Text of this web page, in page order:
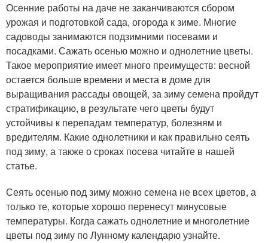
Осенние работы на даче не заканчиваются сбором
урожая и подготовкой сада, огорода к зиме. Многие
садоводы занимаются подзимними посевами и
посадками. Сажать осенью можно и однолетние цветы.
Такое мероприятие имеет много преимуществ: весной
остается больше времени и места в доме для
выращивания рассады овощей, за зиму семена пройдут
стратификацию, в результате чего цветы будут
устойчивы к перепадам температур, болезням и
вредителям. Какие однолетники и как правильно сеять
под зиму, а также о сроках посева читайте в нашей
статье.
Сеять осенью под зиму можно семена не всех цветов, а
только те, которые хорошо перенесут минусовые
температуры. Когда сажать однолетние и многолетние
цветы под зиму по Лунному календарю узнайте.